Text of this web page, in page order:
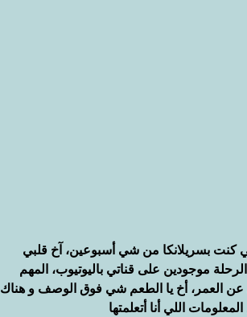
كنت بسريلانكا من شي أسبوعين، آخ قلبي
موجودين على قناتي باليوتيوب، المهم
العمر، أخ يا الطعم شي فوق الوصف و هناك
اللي أنا أتعلمتها